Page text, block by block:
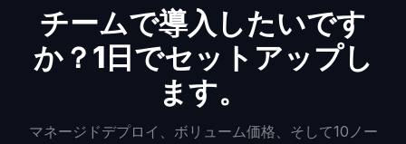
チームで導入したいです
か？1日でセットアップし
ます。
マネージドデプロイ、ボリューム価格、そして10ノー